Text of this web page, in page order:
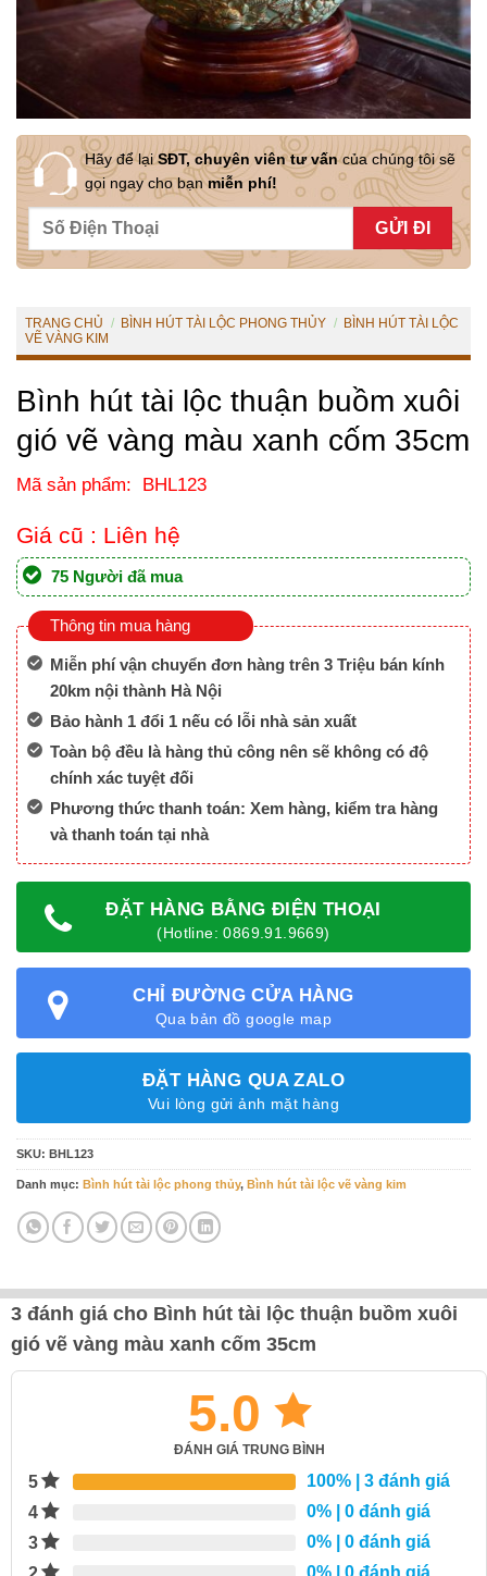
Hãy để lạiSĐT, chuyên viên tư vấncủa chúng tôi sẽ
gọi ngay cho bạnmiễn phí!
TRANG CHỦ / BÌNH HÚT TÀI LỘC PHONG THỦY / BÌNH HÚT TÀI LỘC
VẼ VÀNG KIM
Bình hút tài lộc thuận buồm xuôi
gió vẽ vàng màu xanh cốm 35cm
Mã sản phẩm: BHL123
Giá cũ : Liên hệ
75 Người đã mua
Thông tin mua hàng
Miễn phí vận chuyển đơn hàng trên 3 Triệu bán kính
20km nội thành Hà Nội
Bảo hành 1 đổi 1 nếu có lỗi nhà sản xuất
Toàn bộ đều là hàng thủ công nên sẽ không có độ
chính xác tuyệt đối
Phương thức thanh toán: Xem hàng, kiểm tra hàng
và thanh toán tại nhà
ĐẶT HÀNG BẰNG ĐIỆN THOẠI
(Hotline: 0869.91.9669)
CHỈ ĐƯỜNG CỬA HÀNG
Qua bản đồ google map
ĐẶT HÀNG QUA ZALO
Vui lòng gửi ảnh mặt hàng
SKU: BHL123
Danh mục: Bình hút tài lộc phong thủy, Bình hút tài lộc vẽ vàng kim
3 đánh giá cho Bình hút tài lộc thuận buồm xuôi
gió vẽ vàng màu xanh cốm 35cm
5.0
ĐÁNH GIÁ TRUNG BÌNH
5 100% | 3 đánh giá
4
0% | 0 đánh giá
3
0% | 0 đánh giá
0% | 0 đánh giá